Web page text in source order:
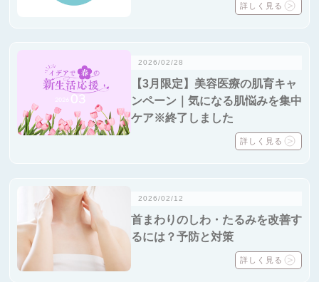
詳しく見る
2026/02/28
【3月限定】美容医療の肌育キャ
ンペーン｜気になる肌悩みを集中
ケア※終了しました
詳しく見る
2026/02/12
首まわりのしわ・たるみを改善す
るには？予防と対策
詳しく見る